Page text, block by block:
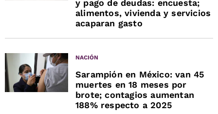
y pago de deudas: encuesta;
alimentos, vivienda y servicios
acaparan gasto
NACIÓN
Sarampión en México: van 45
muertes en 18 meses por
brote; contagios aumentan
188% respecto a 2025